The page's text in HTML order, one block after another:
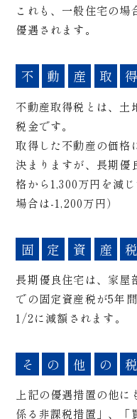
これも、一般住宅の場
優遇されます。
不 動 産 取 得
不動産取得税とは、土
税金です。
取得した不動産の価格
決まりますが、長期優
格から1,300万円を減
場合は‐1,200万円）
固 定 資 産 税
長期優良住宅は、家屋
での固定資産税が5年
1/2に減額されます。
そ の 他 の 税
上記の優遇措置の他
係る非課税措置」、「